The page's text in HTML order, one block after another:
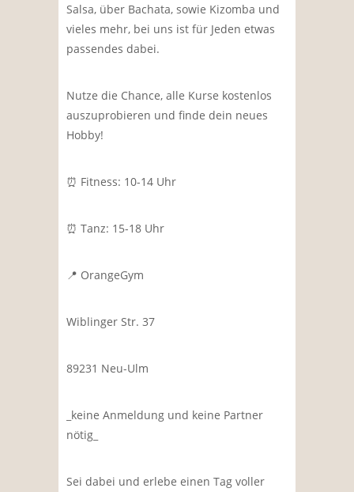
Salsa, über Bachata, sowie Kizomba und
vieles mehr, bei uns ist für Jeden etwas
passendes dabei.
Nutze die Chance, alle Kurse kostenlos
auszuprobieren und finde dein neues
Hobby!
⏰ Fitness: 10-14 Uhr
⏰️ Tanz: 15-18 Uhr
📍 OrangeGym
Wiblinger Str. 37
89231 Neu-Ulm
_keine Anmeldung und keine Partner
nötig_
Sei dabei und erlebe einen Tag voller